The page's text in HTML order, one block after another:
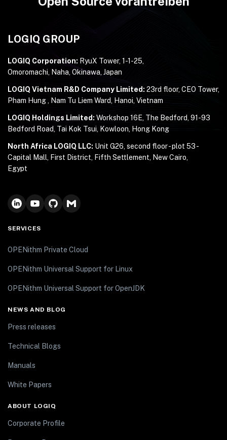
LOGIQ GROUP
LOGIQ Corporation: RyuX Tower, 1-1-25,
Omoromachi, Naha, Okinawa, Japan
LOGIQ Vietnam R&D Company Limited: 23rd floor, CEO Tower,
Pham Hung , Nam Tu Liem Ward, Hanoi, Vietnam
LOGIQ Holdings Limited: Workshop 16E, The Bedford, 91-93
Bedford Road, Tai Kok Tsui, Kowloon, Hong Kong
North Africa LOGIQ LLC: Unit G26, second floor - plot 53 -
Capital Mall, First District, Fifth Settlement, New Cairo,
Egypt
SERVICES
OPENithm Private Cloud
OPENithm Universal Support for Linux
OPENithm Universal Support for OpenJDK
NEWS AND BLOG
Press releases
Technical Blogs
Manuals
White Papers
ABOUT LOGIQ
Corporate Profile